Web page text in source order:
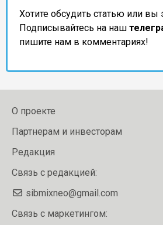
Хотите обсудить статью или вы
Подписывайтесь на наш
пишите нам в комментариях!
О проекте
Партнерам и инвесторам
Редакция
Связь с редакцией:
sibmixneo@gmail.com
Связь с маркетингом: